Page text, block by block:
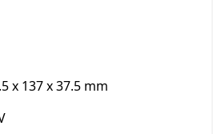
x 137 x 37.5 mm